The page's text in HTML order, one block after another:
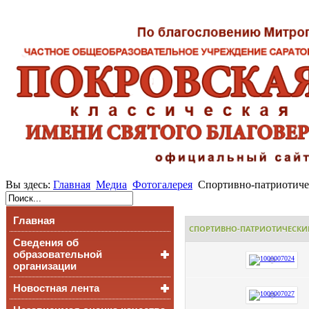
Вы здесь: Главная Медиа Фотогалерея Спортивно-
Главная
Сведения об
образовательной
организации
Основные сведения
Структура и органы
Новостная лента
СПОРТИВНО-